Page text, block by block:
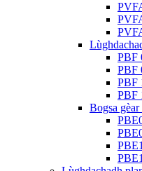
PBF
PBF
PBF
PBF
Bogsa